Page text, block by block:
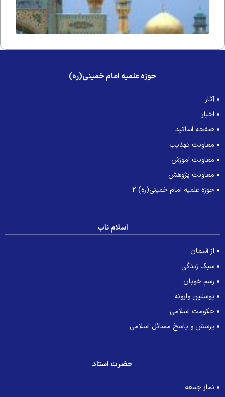
حوزه علمیه امام خمینی(ره)
آثار
اخبار
صفحه اساتید
معاونت تهذیب
معاونت آموزش
معاونت پژوهش
حوزه علمیه امام خمینی(ره) 2
اسلام ناب
از آسمان
سبک زندگی
رسم خوبان
پوستین وارونه
حکومت اسلامی
پرسش و پاسخ مسائل اسلامی
حضرت استاد
نماز جمعه